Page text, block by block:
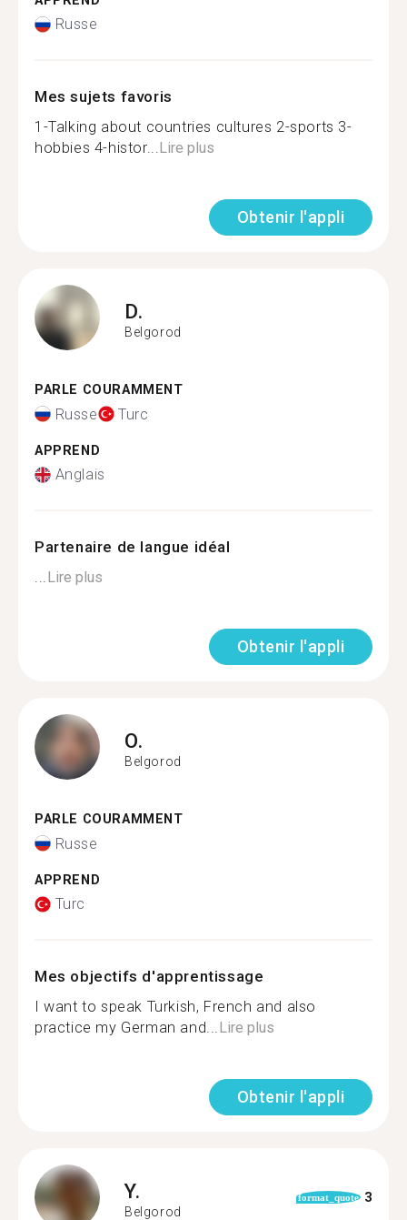
Russe
Mes sujets favoris
1-Talking about countries cultures 2-sports 3-
hobbies 4-histor...Lire plus
Obtenir l'appli
D.
Belgorod
PARLE COURAMMENT
Russe Turc
APPREND
Anglais
Partenaire de langue idéal
...Lire plus
Obtenir l'appli
O.
Belgorod
PARLE COURAMMENT
Russe
APPREND
Turc
Mes objectifs d'apprentissage
I want to speak Turkish, French and also
practice my German and...Lire plus
Obtenir l'appli
Y.
Belgorod
format_quote 3